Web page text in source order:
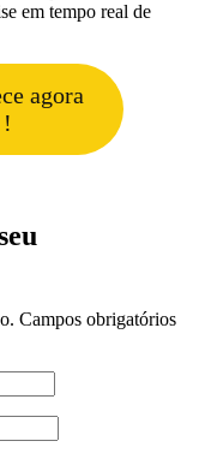
em tempo real de
agora
Campos obrigatórios